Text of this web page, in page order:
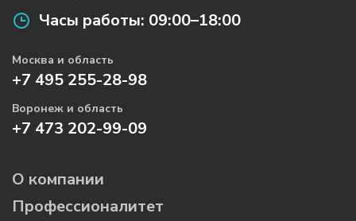
Часы работы: 09:00–18:00
Москва и область
+7 495 255-28-98
Воронеж и область
+7 473 202-99-09
О компании
Профессионалитет